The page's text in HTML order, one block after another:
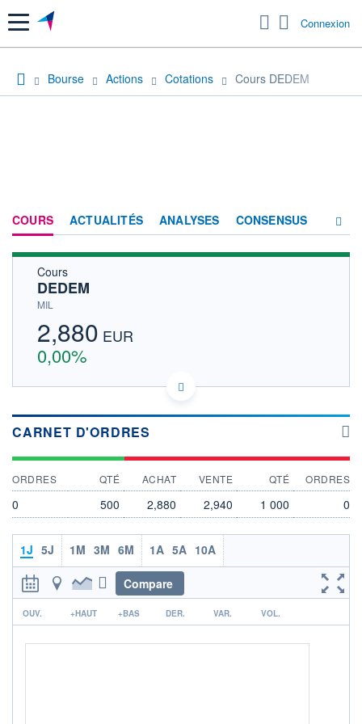
Menu Connexion
Bourse Actions Cotations Cours DEDEM
COURS ACTUALITÉS ANALYSES CONSENSUS
Cours
DEDEM
MIL
2,880 EUR
0,00%
IT0005659724 DDM
Cotation sur les autres places
OUVERTURE
+ HAUT + BAS
CARNET D'ORDRES
ORDRES QTÉ ACHAT VENTE QTÉ ORDRES
0 500 2,880 2,940 1 000 0
1J 5J 1M 3M 6M 1A 5A 10A
Compare
r
OUV. +HAUT +BAS DER. VAR. VOL.